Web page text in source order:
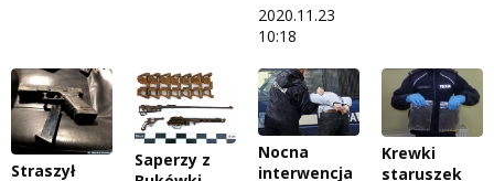
2020.11.23
10:18
Straszył
Saperzy z
Nocna
interwencja
Krewki
staruszek